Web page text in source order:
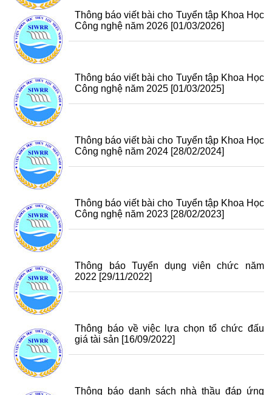
Thông báo viết bài cho Tuyển tập Khoa Học
Công nghệ năm 2026 [01/03/2026]
Thông báo viết bài cho Tuyển tập Khoa Học
Công nghệ năm 2025 [01/03/2025]
Thông báo viết bài cho Tuyển tập Khoa Học
Công nghệ năm 2024 [28/02/2024]
Thông báo viết bài cho Tuyển tập Khoa Học
Công nghệ năm 2023 [28/02/2023]
Thông báo Tuyển dụng viên chức năm
2022 [29/11/2022]
Thông báo về việc lựa chọn tổ chức đấu
giá tài sản [16/09/2022]
Thông báo danh sách nhà thầu đáp ứng